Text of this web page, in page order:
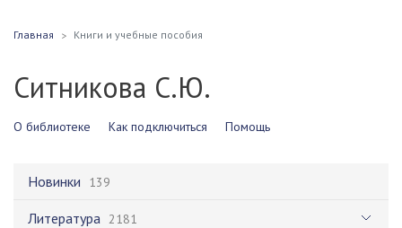
Главная Книги и учебные пособия
Ситникова С.Ю.
О библиотеке Как подключиться Помощь
Новинки 139
Литература 2181